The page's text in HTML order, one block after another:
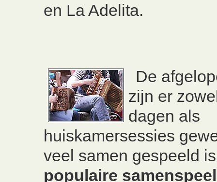
en La Adelita.
De
zijn er
dagen als
huiskamersessies
veel samen gespeeld
populaire